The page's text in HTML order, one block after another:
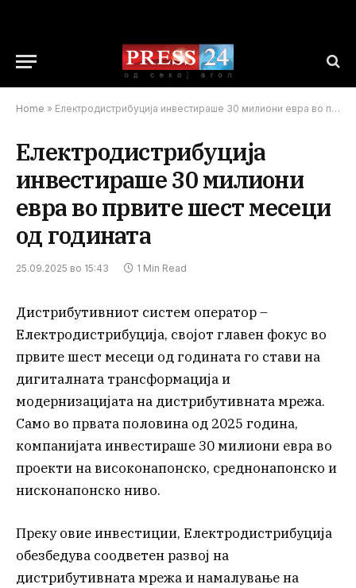
Home » Електродистрибуција инвестираше 30 милиони евра во првите шест месеци од годината
Електродистрибуција
инвестираше 30 милиони
евра во првите шест месеци
од годината
25.09.2025 во 15:43 1 Min Read
Дистрибутивниот систем оператор –
Електродистрибуција, својот главен фокус во
првите шест месеци од годината го стави на
дигиталната трансформација и
модернизацијата на дистрибутивната мрежа.
Само во првата половина од 2025 година,
компанијата инвестираше 30 милиони евра во
проекти на високонапонско, среднонапонско и
нисконапонско ниво.
Преку овие инвестиции, Електродистрибуција
обезбедува соодветен развој на
дистрибутивната мрежа и намалување на